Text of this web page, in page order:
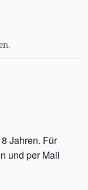
Jahren. Für
und per Mail